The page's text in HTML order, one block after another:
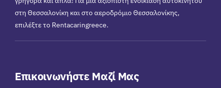
στη Θεσσαλονίκη και στο αεροδρόμιο Θεσσαλονίκης,
επιλέξτε το Rentacaringreece.
Επικοινωνήστε Μαζί Μας